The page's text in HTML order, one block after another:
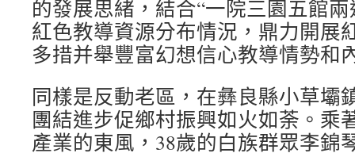
的發展思緒，結合“一院三園五館
紅色教導資源分布情況，鼎力開展
多措并舉豐富幻想信心教導情勢和
同樣是反動老區，在彝良縣小草壩
團結進步促鄉村振興如火如荼。乘
產業的東風，38歲的白族群眾李錦